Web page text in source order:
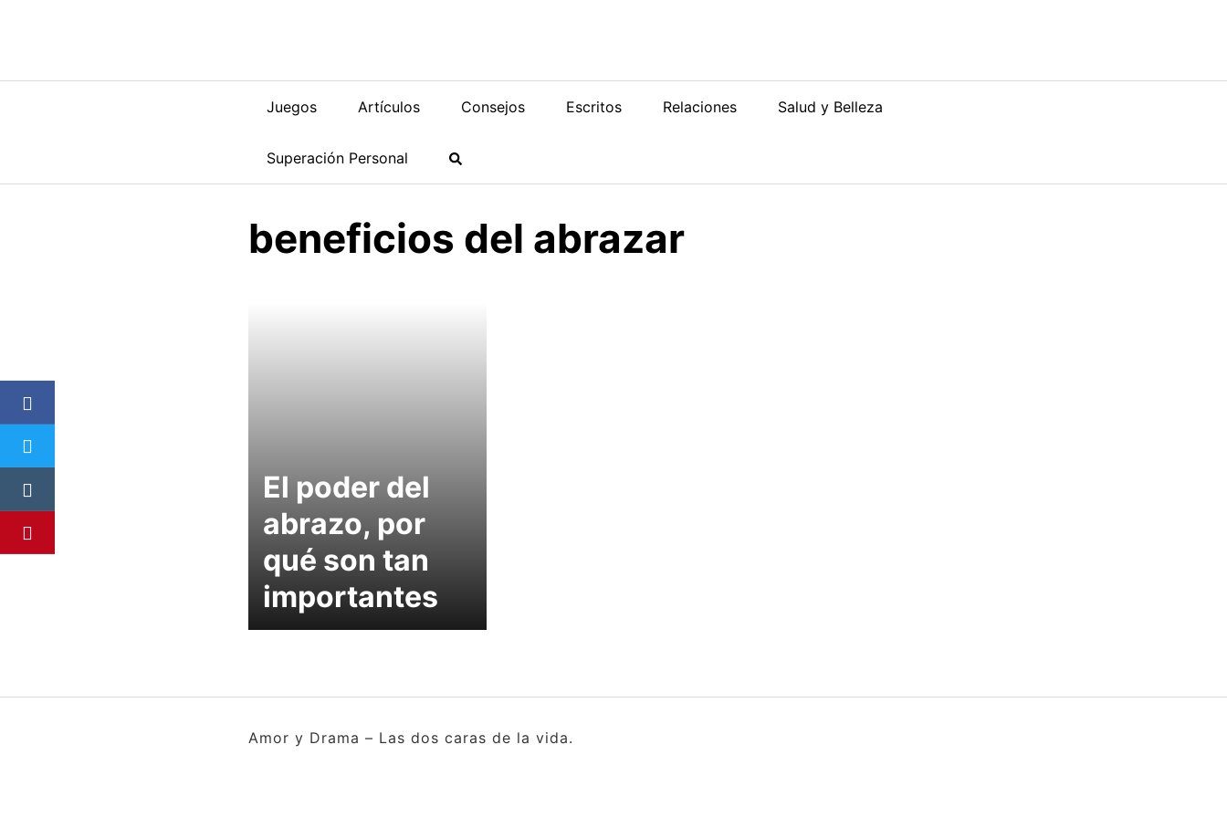
Juegos Artículos Consejos Escritos Relaciones Salud y Belleza
Superación Personal
beneficios del abrazar
El poder del
abrazo, por
qué son tan
importantes
Amor y Drama – Las dos caras de la vida.